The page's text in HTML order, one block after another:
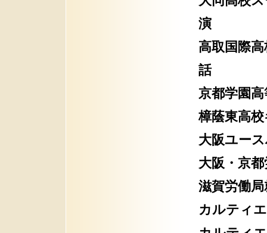
演
高取国際
話
京都学園
樟蔭東高
大阪ユー
大阪・京
滋賀労働
カルティ